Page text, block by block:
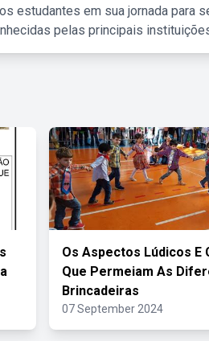
estudantes em sua jornada para
pelas principais
Os Aspectos Lúdicos E
Que Permeiam As
Brincadeiras
07 September 2024